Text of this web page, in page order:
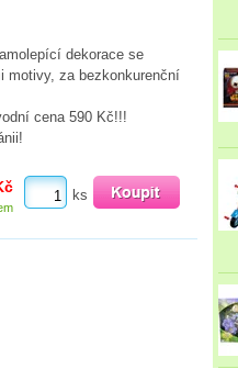
dekorace se
motivy, za bezkonkurenční
cena 590 Kč!!!
ks